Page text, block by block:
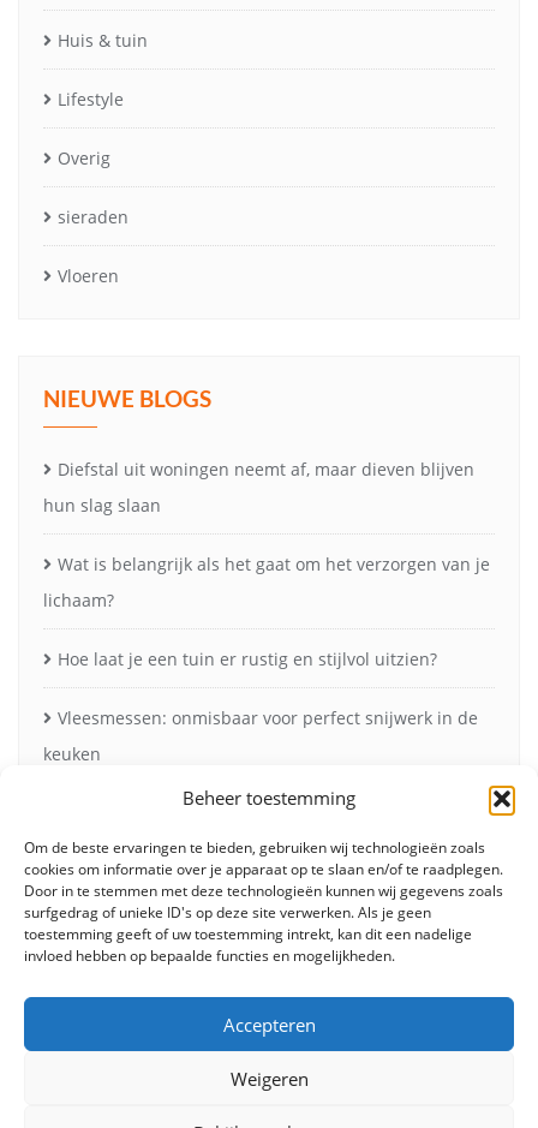
Beheer toestemming
Om de beste ervaringen te bieden, gebruiken wij technologieën zoals
cookies om informatie over je apparaat op te slaan en/of te raadplegen.
Door in te stemmen met deze technologieën kunnen wij gegevens zoals
surfgedrag of unieke ID's op deze site verwerken. Als je geen
toestemming geeft of uw toestemming intrekt, kan dit een nadelige
invloed hebben op bepaalde functies en mogelijkheden.
Accepteren
Weigeren
Huis & tuin
Lifestyle
Overig
sieraden
Vloeren
NIEUWE BLOGS
Diefstal uit woningen neemt af, maar dieven blijven
hun slag slaan
Wat is belangrijk als het gaat om het verzorgen van je
lichaam?
Hoe laat je een tuin er rustig en stijlvol uitzien?
Vleesmessen: onmisbaar voor perfect snijwerk in de
keuken
Zonneschermen in de herfst voor minder verblinding
en meer comfort
Lifestyle